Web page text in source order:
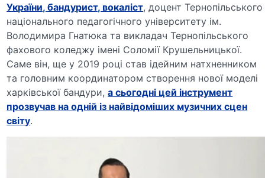
України, бандурист, вокаліст, доцент Тернопільського
національного педагогічного університету ім.
Володимира Гнатюка та викладач Тернопільського
фахового коледжу імені Соломії Крушельницької.
Саме він, ще у 2019 році став ідейним натхненником
та головним координатором створення нової моделі
харківської бандури,а сьогодні цей інструмент
прозвучав на одній із найвідоміших музичних сцен
світу.